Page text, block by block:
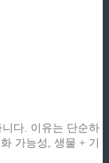
다. 이유는 단순하
가능성, 생물 + 기